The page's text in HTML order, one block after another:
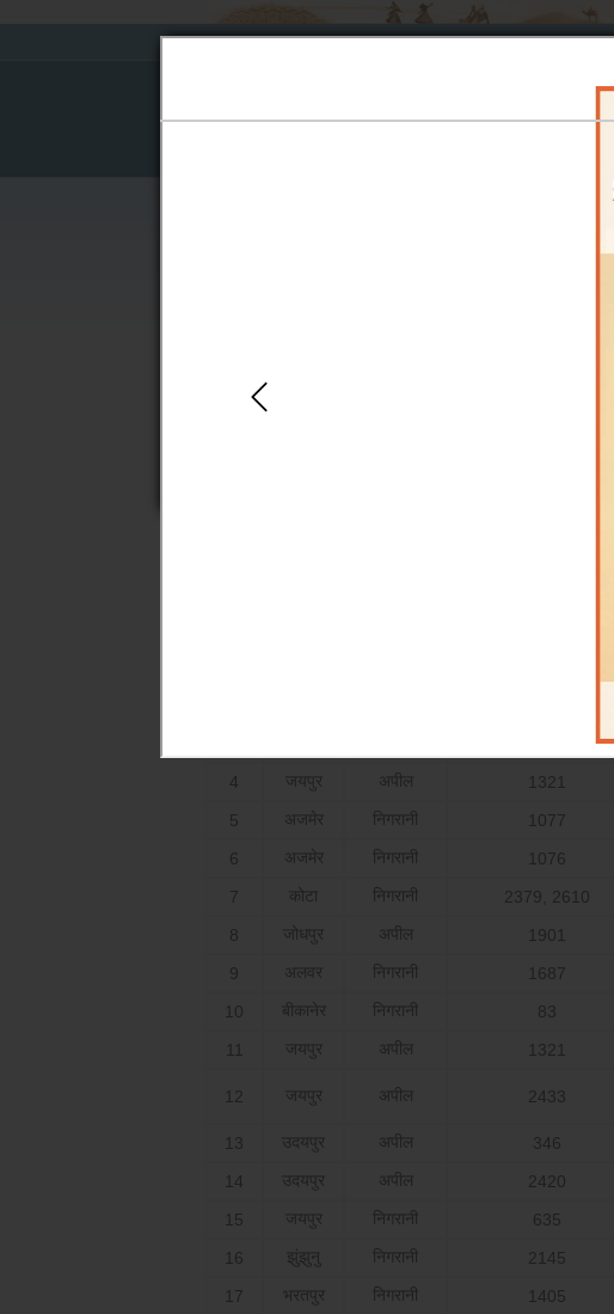
4 जयपुर अपील 1321
5 अजमेर निगरानी 1077
6 अजमेर निगरानी 1076
7 कोटा निगरानी 2379, 2610
8 जोधपुर अपील 1901
9 अलवर निगरानी 1687
10 बीकानेर निगरानी 83
जयपुर अपील 1321
12 जयपुर अपील 2433
13 उदयपुर अपील 346
14 उदयपुर अपील 2420
15 जयपुर निगरानी 635
16 झुंझुनु निगरानी 2145
17 भरतपुर निगरानी 1405